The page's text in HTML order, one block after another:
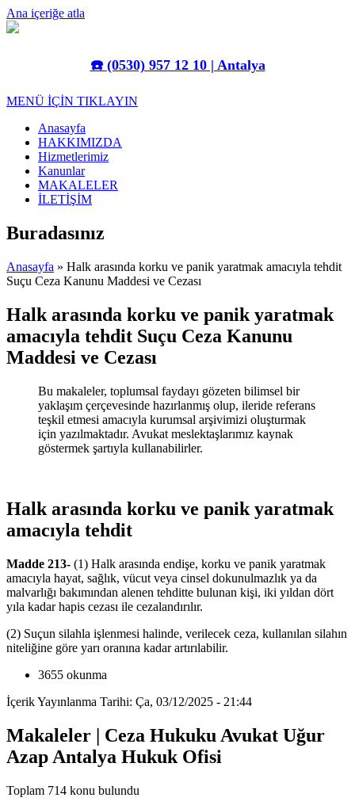
Ana içeriğe atla
☎️ (0530) 957 12 10 | Antalya
MENÜ İÇİN TIKLAYIN
Anasayfa
HAKKIMIZDA
Hizmetlerimiz
Kanunlar
MAKALELER
İLETİŞİM
Buradasınız
Anasayfa » Halk arasında korku ve panik yaratmak amacıyla tehdit
Suçu Ceza Kanunu Maddesi ve Cezası
Halk arasında korku ve panik yaratmak
amacıyla tehdit Suçu Ceza Kanunu
Maddesi ve Cezası
Bu makaleler, toplumsal faydayı gözeten bilimsel bir
yaklaşım çerçevesinde hazırlanmış olup, ileride referans
teşkil etmesi amacıyla kurumsal arşivimizi oluşturmak
için yazılmaktadır. Avukat meslektaşlarımız kaynak
göstermek şartıyla kullanabilirler.
Halk arasında korku ve panik yaratmak
amacıyla tehdit
Madde 213- (1) Halk arasında endişe, korku ve panik yaratmak
amacıyla hayat, sağlık, vücut veya cinsel dokunulmazlık ya da
malvarlığı bakımından alenen tehditte bulunan kişi, iki yıldan dört
yıla kadar hapis cezası ile cezalandırılır.
(2) Suçun silahla işlenmesi halinde, verilecek ceza, kullanılan silahın
niteliğine göre yarı oranına kadar artırılabilir.
3655 okunma
İçerik Yayınlanma Tarihi: Ça, 03/12/2025 - 21:44
Makaleler | Ceza Hukuku Avukat Uğur
Azap Antalya Hukuk Ofisi
Toplam 714 konu bulundu